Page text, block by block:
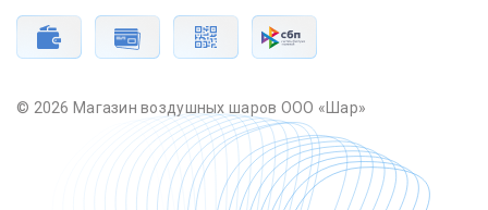
© 2026 Магазин воздушных шаров ООО «Шар»